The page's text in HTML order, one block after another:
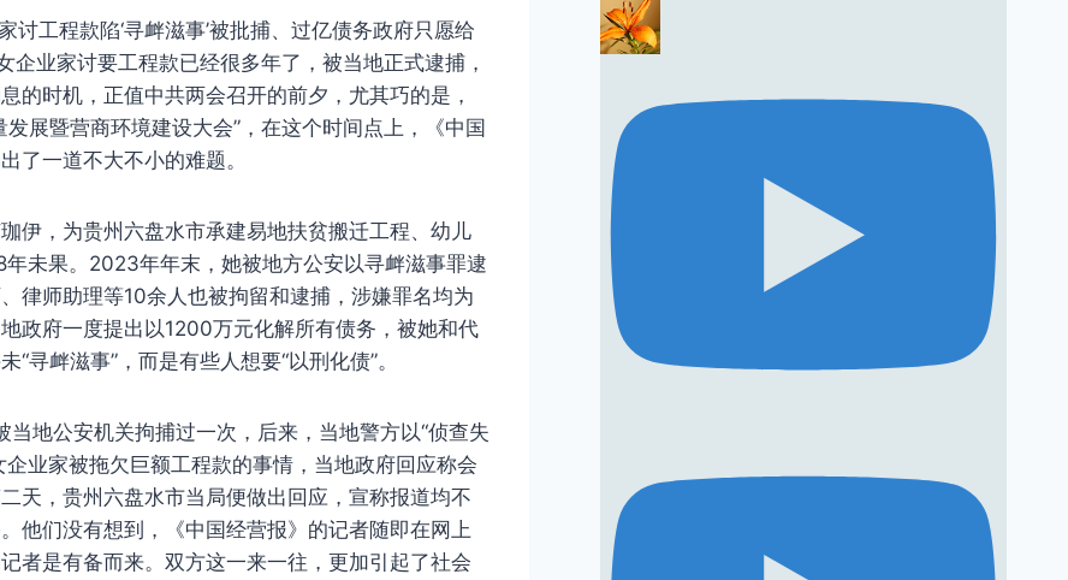
工程款陷‘寻衅滋事’被批捕、过亿债务政府只愿给
业家讨要工程款已经很多年了，被当地正式逮捕，
的时机，正值中共两会召开的前夕，尤其巧的是，
展暨营商环境建设大会”，在这个时间点上，《中国
了一道不大不小的难题。
伊，为贵州六盘水市承建易地扶贫搬迁工程、幼儿
未果。2023年年末，她被地方公安以寻衅滋事罪逮
律师助理等10余人也被拘留和逮捕，涉嫌罪名均为
政府一度提出以1200万元化解所有债务，被她和代
寻衅滋事”，而是有些人想要“以刑化债”。
地公安机关拘捕过一次，后来，当地警方以“侦查失
业家被拖欠巨额工程款的事情，当地政府回应称会
天，贵州六盘水市当局便做出回应，宣称报道均不
他们没有想到，《中国经营报》的记者随即在网上
者是有备而来。双方这一来一往，更加引起了社会